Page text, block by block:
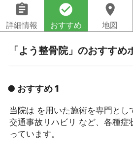
assignment
詳細情報
check_circle
おすすめ
location_on
地図
「よう整骨院」のおすすめ
● おすすめ 1
当院は を用いた施術を専門とし
交通事故リハビリ など、各種症
っています。